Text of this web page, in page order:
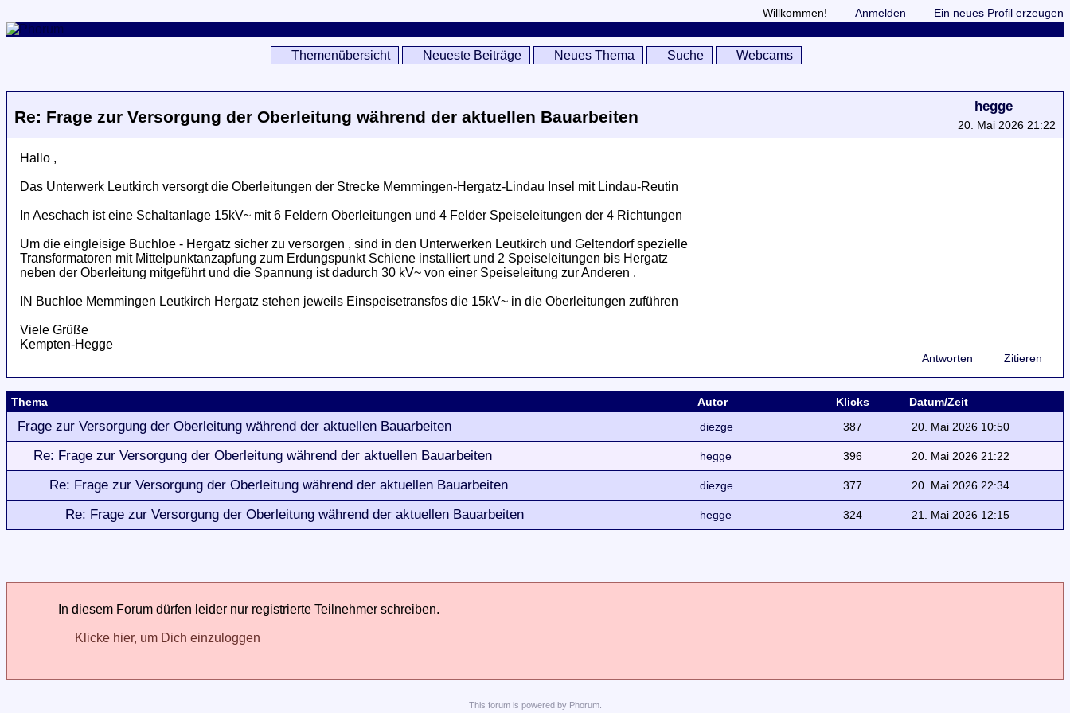
Willkommen! Anmelden Ein neues Profil erzeugen
Themenübersicht Neueste Beiträge Neues Thema Suche Webcams
Re: Frage zur Versorgung der Oberleitung während der aktuellen Bauarbeiten
hegge
20. Mai 2026 21:22
Hallo ,
Das Unterwerk Leutkirch versorgt die Oberleitungen der Strecke Memmingen-Hergatz-Lindau Insel mit Lindau-Reutin
In Aeschach ist eine Schaltanlage 15kV~ mit 6 Feldern Oberleitungen und 4 Felder Speiseleitungen der 4 Richtungen
Um die eingleisige Buchloe - Hergatz sicher zu versorgen , sind in den Unterwerken Leutkirch und Geltendorf spezielle
Transformatoren mit Mittelpunktanzapfung zum Erdungspunkt Schiene installiert und 2 Speiseleitungen bis Hergatz
neben der Oberleitung mitgeführt und die Spannung ist dadurch 30 kV~ von einer Speiseleitung zur Anderen .
IN Buchloe Memmingen Leutkirch Hergatz stehen jeweils Einspeisetransfos die 15kV~ in die Oberleitungen zuführen
Viele Grüße
Kempten-Hegge
Antworten Zitieren
Thema Autor Klicks Datum/Zeit
Frage zur Versorgung der Oberleitung während der aktuellen Bauarbeiten diezge 387 20. Mai 2026 10:50
Re: Frage zur Versorgung der Oberleitung während der aktuellen Bauarbeiten hegge 396 20. Mai 2026 21:22
Re: Frage zur Versorgung der Oberleitung während der aktuellen Bauarbeiten diezge 377 20. Mai 2026 22:34
Re: Frage zur Versorgung der Oberleitung während der aktuellen Bauarbeiten hegge 324 21. Mai 2026 12:15
In diesem Forum dürfen leider nur registrierte Teilnehmer schreiben.
Klicke hier, um Dich einzuloggen
This forumis powered by Phorum.